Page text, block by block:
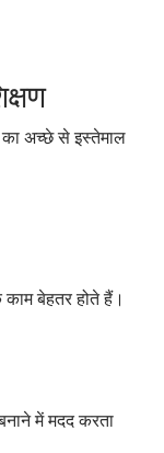
का अच्छे से इस्तेमाल
बेहतर होते हैं।
में मदद करता